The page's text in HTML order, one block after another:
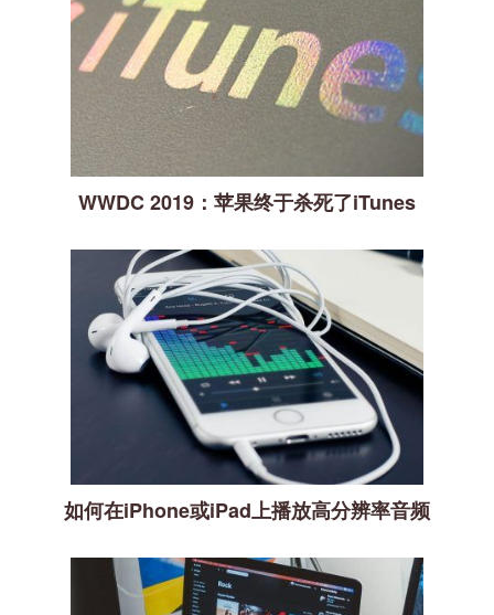
WWDC 2019：苹果终于杀死了iTunes
如何在iPhone或iPad上播放高分辨率音频